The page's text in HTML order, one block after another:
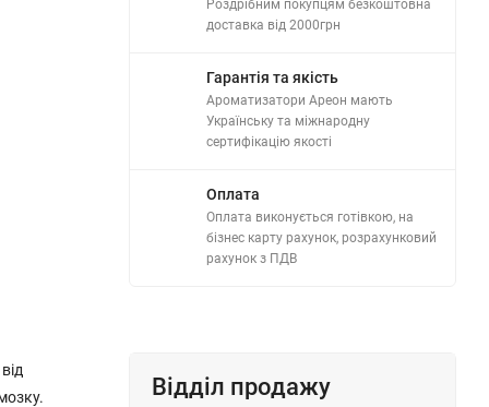
Роздрібним покупцям безкоштовна
доставка від 2000грн
Гарантія та якість
Ароматизатори Ареон мають
Українську та міжнародну
сертифікацію якості
Оплата
Оплата виконується готівкою, на
бізнес карту рахунок, розрахунковий
рахунок з ПДВ
Відділ продажу